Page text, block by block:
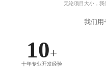
无论项目大小，
我们用
10+
十年专业开发经验